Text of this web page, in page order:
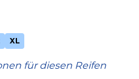
XL
für diesen Reifen